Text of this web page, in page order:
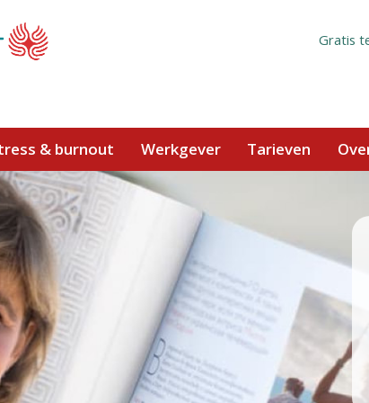
Gratis
& burnout Werkgever Tarieven